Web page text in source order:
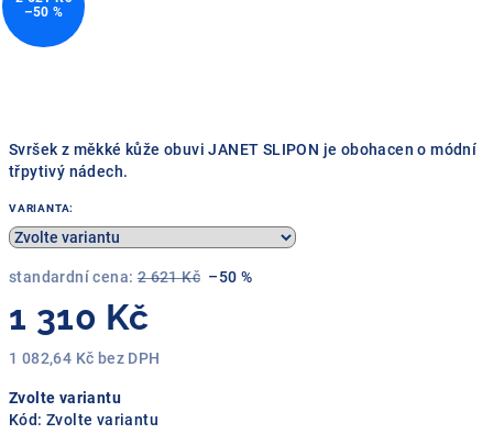
Svršek z měkké kůže obuvi JANET SLIPON je obohacen o módní
třpytivý nádech.
VARIANTA:
standardní cena: 2 621 Kč –50 %
1 310 Kč
1 082,64 Kč bez DPH
cena:
Zvolte variantu
Kód: Zvolte variantu
–50 %